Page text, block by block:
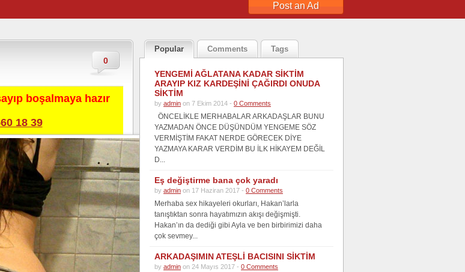
Post an Ad
0
boşalmaya hazır
18 39
Popular Comments Tags
YENGEMİ AĞLATANA KADAR SİKTİM
ARAYIP KIZ KARDEŞİNİ ÇAĞIRDI ONUDA
SİKTİM
by admin on 7 Ekim 2014 - 0 Comments
ÖNCELİKLE MERHABALAR ARKADAŞLAR BUNU
YAZMADAN ÖNCE DÜŞÜNDÜM YENGEME SÖZ
VERMİŞTİM FAKAT NERDE GÖRECEK DİYE
YAZMAYA KARAR VERDİM BU İLK HİKAYEM DEĞİL
D...
Eş değiştirme bana çok yaradı
by admin on 17 Haziran 2017 - 0 Comments
Merhaba sex hikayeleri okurları, Hakan’larla
tanıştıktan sonra hayatımızın akışı değişmişti.
Hakan’ın da dediği gibi Ayla ve ben birbirimizi daha
çok sevmey...
ARKADAŞIMIN ATEŞLİ BACISINI SİKTİM
by admin on 24 Mayıs 2017 - 0 Comments